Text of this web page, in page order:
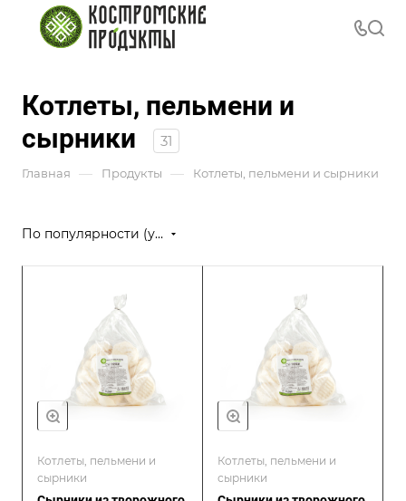
Котлеты, пельмени и
сырники
31
Главная — Продукты — Котлеты, пельмени и сырники
По популярности (убывание)
Котлеты, пельмени и
сырники
Котлеты, пельмени и
сырники